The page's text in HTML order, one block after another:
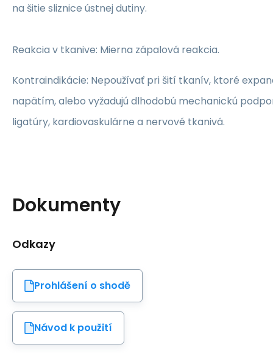
na šitie sliznice ústnej dutiny.
Reakcia v tkanive: Mierna zápalová reakcia.
Kontraindikácie: Nepoužívať pri šití tkanív, ktoré
napätím, alebo vyžadujú dlhodobú mechanickú
ligatúry, kardiovaskulárne a nervové tkanivá.
Dokumenty
Odkazy
Prohlášení o shodě
Návod k použití